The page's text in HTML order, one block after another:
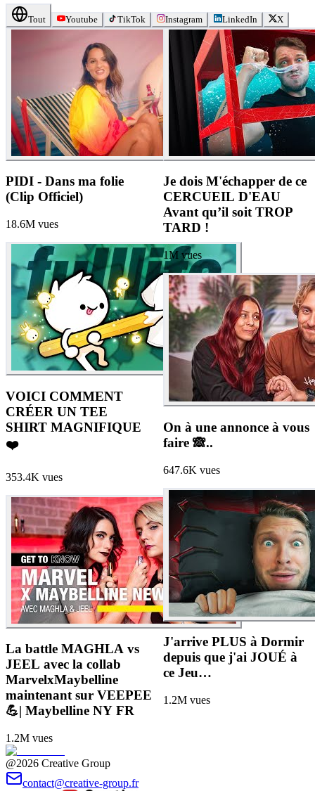
Tout Youtube TikTok Instagram LinkedIn X
PIDI - Dans ma folie
(Clip Officiel)
18.6M vues
VOICI COMMENT
CRÉER UN TEE
SHIRT MAGNIFIQUE
❤️
353.4K vues
La battle MAGHLA vs
JEEL avec la collab
MarvelxMaybelline
maintenant sur VEEPEE
💪| Maybelline NY FR
1.2M vues
Je dois M'échapper de ce
CERCUEIL D'EAU
Avant qu’il soit TROP
TARD !
1M vues
On à une annonce à vous
faire 🙈..
647.6K vues
J'arrive PLUS à Dormir
depuis que j'ai JOUÉ à
ce Jeu…
1.2M vues
@2026 Creative Group
contact@creative-group.fr